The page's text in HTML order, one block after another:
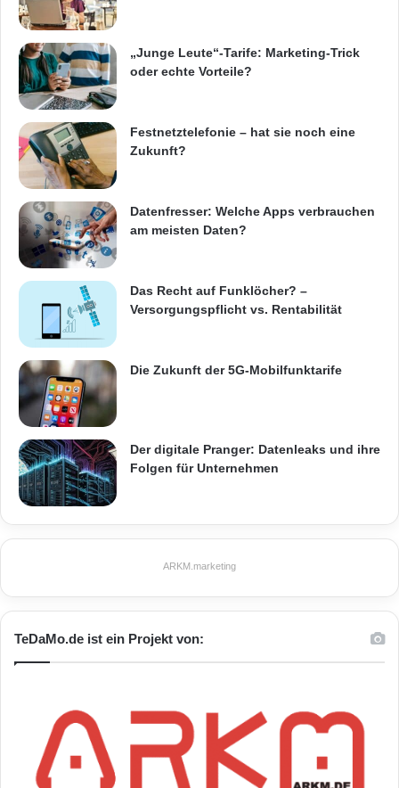
„Junge Leute“-Tarife: Marketing-Trick
oder echte Vorteile?
Festnetztelefonie – hat sie noch eine
Zukunft?
Datenfresser: Welche Apps verbrauchen
am meisten Daten?
Das Recht auf Funklöcher? –
Versorgungspflicht vs. Rentabilität
Die Zukunft der 5G-Mobilfunktarife
Der digitale Pranger: Datenleaks und ihre
Folgen für Unternehmen
ARKM.marketing
TeDaMo.de ist ein Projekt von: